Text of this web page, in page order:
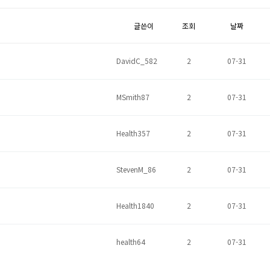
글쓴이 조회 날짜
DavidC_582 2 07-31
MSmith87 2 07-31
Health357 2 07-31
StevenM_86 2 07-31
Health1840 2 07-31
health64 2 07-31